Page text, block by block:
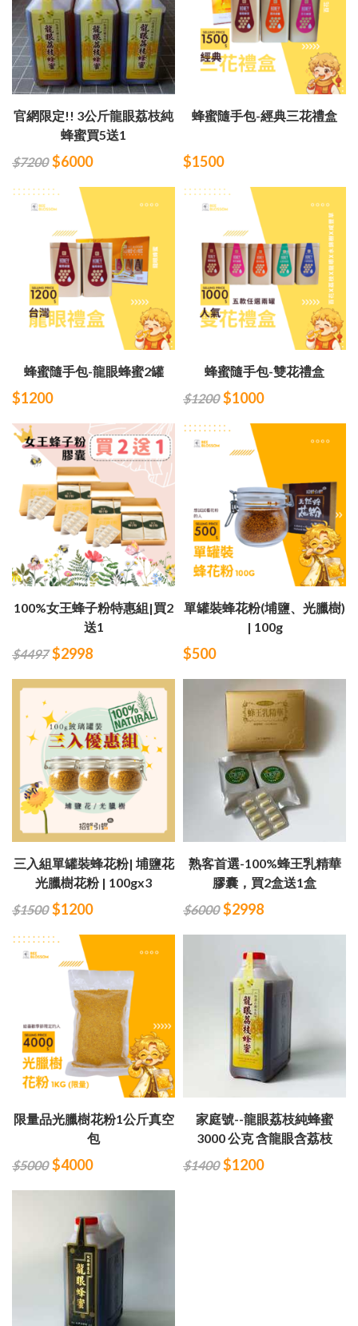
官網限定!! 3公斤龍眼荔枝純
蜂蜜買5送1
$7200 $6000
蜂蜜隨手包-經典三花禮盒
$1500
蜂蜜隨手包-龍眼蜂蜜2罐
$1200
蜂蜜隨手包-雙花禮盒
$1200 $1000
100%女王蜂子粉特惠組|買2
送1
$4497 $2998
單罐裝蜂花粉(埔鹽、光臘樹)
| 100g
$500
三入組單罐裝蜂花粉| 埔鹽花
光臘樹花粉 | 100gx3
$1500 $1200
熟客首選-100%蜂王乳精華
膠囊，買2盒送1盒
$6000 $2998
限量品光臘樹花粉1公斤真空
包
$5000 $4000
家庭號--龍眼荔枝純蜂蜜
3000 公克 含龍眼含荔枝
$1400 $1200